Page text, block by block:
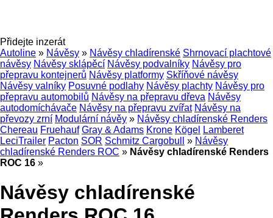
Přidejte inzerát
Autoline » Návěsy » Návěsy chladírenské Shrnovací plachtové
návěsy Návěsy sklápěcí Návěsy podvalníky Návěsy pro
přepravu kontejnerů Návěsy platformy Skříňové návěsy
Návěsy valníky Posuvné podlahy Návěsy plachty Návěsy pro
přepravu automobilů Návěsy na přepravu dřeva Návěsy
autodomíchávače Návěsy na přepravu zvířat Návěsy na
převozy zrní Modulární návěy » Návěsy chladírenské Renders
Chereau Fruehauf Gray & Adams Krone Kögel
Lamberet
LeciTrailer Pacton SOR Schmitz Cargobull » Návěsy
chladírenské Renders ROC » Návěsy chladírenské Renders
ROC 16 »
Návěsy chladírenské